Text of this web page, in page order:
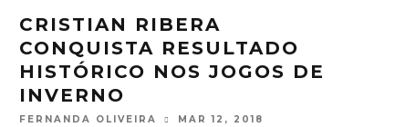
CRISTIAN RIBERA
CONQUISTA RESULTADO
HISTÓRICO NOS JOGOS DE
INVERNO
FERNANDA OLIVEIRA MAR 12, 2018